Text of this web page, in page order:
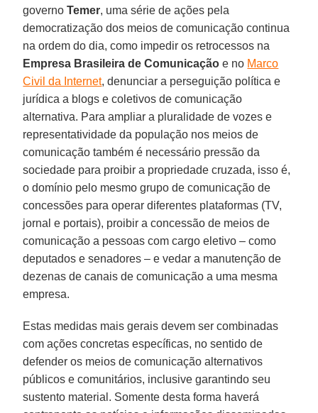
governoTemer, uma série de ações pela
democratização dos meios de comunicação continua
na ordem do dia, como impedir os retrocessos na
Empresa Brasileira de Comunicação e no Marco
Civil da Internet, denunciar a perseguição política e
jurídica a blogs e coletivos de comunicação
alternativa. Para ampliar a pluralidade de vozes e
representatividade da população nos meios de
comunicação também é necessário pressão da
sociedade para proibir a propriedade cruzada, isso é,
o domínio pelo mesmo grupo de comunicação de
concessões para operar diferentes plataformas (TV,
jornal e portais), proibir a concessão de meios de
comunicação a pessoas com cargo eletivo – como
deputados e senadores – e vedar a manutenção de
dezenas de canais de comunicação a uma mesma
empresa.
Estas medidas mais gerais devem ser combinadas
com ações concretas específicas, no sentido de
defender os meios de comunicação alternativos
públicos e comunitários, inclusive garantindo seu
sustento material. Somente desta forma haverá